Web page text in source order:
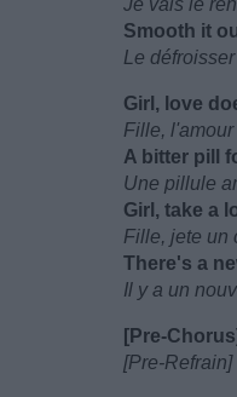
Je vais le
Smooth it
Le défroisser
Girl, love
Fille, l'amour
A bitter pill
Une pillule
Girl, take a
Fille, jete un
There's a
Il y a un
[Pre-Chorus]
[Pre-Refrain]